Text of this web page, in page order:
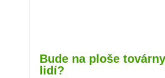
Bude na ploše
lidí?